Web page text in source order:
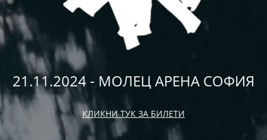
21.11.2024 - МОЛЕЦ АРЕНА СОФИЯ
КЛИКНИ ТУК ЗА БИЛЕТИ